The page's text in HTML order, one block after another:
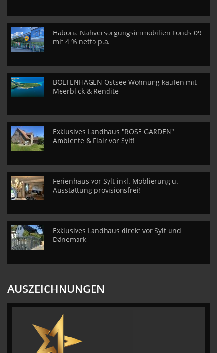
Habona Nahversorgungsimmobilien Fonds 09
mit 4 % netto p.a.
BOLTENHAGEN Ostsee Wohnung kaufen mit
Meerblick & Rendite
Exklusives Landhaus "ROSE GARDEN"
Ambiente & Flair vor Sylt!
Ferienhaus vor Sylt inkl. Möblierung u.
Ausstattung provisionsfrei!
Exklusives Landhaus direkt vor Sylt und
Dänemark
AUSZEICHNUNGEN